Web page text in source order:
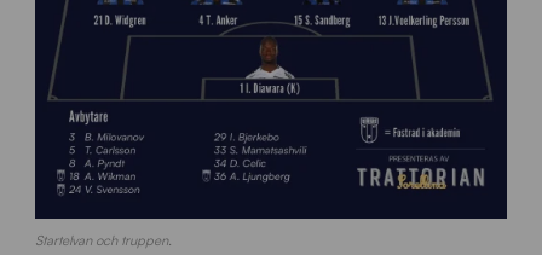
Startelvan och truppen.